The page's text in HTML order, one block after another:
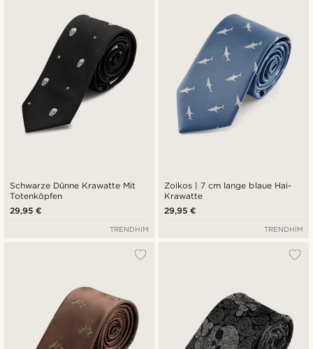
Schwarze Dünne Krawatte Mit
Totenköpfen
29,95 €
TRENDHIM
Zoikos | 7 cm lange blaue Hai-
Krawatte
29,95 €
TRENDHIM